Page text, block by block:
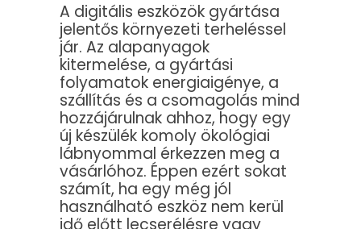
A digitális eszközök gyártása
jelentős környezeti terheléssel
jár. Az alapanyagok
kitermelése, a gyártási
folyamatok energiaigénye, a
szállítás és a csomagolás mind
hozzájárulnak ahhoz, hogy egy
új készülék komoly ökológiai
lábnyommal érkezzen meg a
vásárlóhoz. Éppen ezért sokat
számít, ha egy még jól
használható eszköz nem kerül